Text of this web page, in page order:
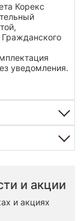
Корекс
уведомления.
и акции
и акциях